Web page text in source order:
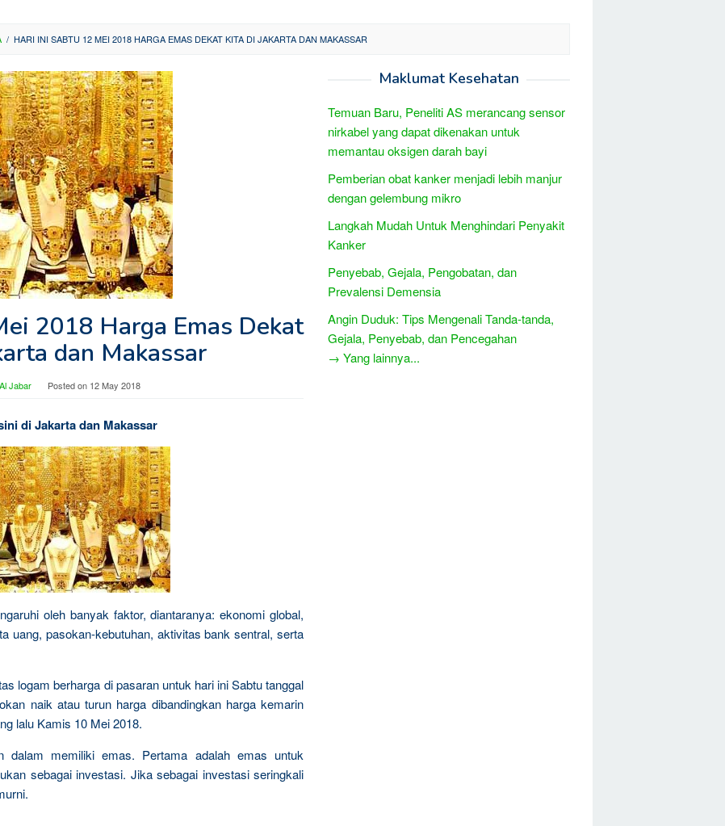
/ HARI INI SABTU 12 MEI 2018 HARGA EMAS DEKAT KITA DI JAKARTA DAN MAKASSAR
2018 Harga Emas Dekat
dan Makassar
Jabar Posted on 12 May 2018
di Jakarta dan Makassar
oleh banyak faktor, diantaranya: ekonomi global,
uang, pasokan-kebutuhan, aktivitas bank sentral, serta
logam berharga di pasaran untuk hari ini Sabtu tanggal
naik atau turun harga dibandingkan harga kemarin
lalu Kamis 10 Mei 2018.
dalam memiliki emas. Pertama adalah emas untuk
sebagai investasi. Jika sebagai investasi seringkali
Maklumat Kesehatan
Temuan Baru, Peneliti AS merancang sensor
nirkabel yang dapat dikenakan untuk
memantau oksigen darah bayi
Pemberian obat kanker menjadi lebih manjur
dengan gelembung mikro
Langkah Mudah Untuk Menghindari Penyakit
Kanker
Penyebab, Gejala, Pengobatan, dan
Prevalensi Demensia
Angin Duduk: Tips Mengenali Tanda-tanda,
Gejala, Penyebab, dan Pencegahan
→ Yang lainnya...